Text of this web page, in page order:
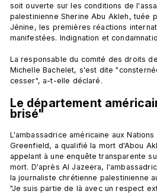
soit ouverte sur les conditions de
palestinienne Sherine Abu Akleh, tuée
Jénine, les premières réactions
manifestées. Indignation et
La responsable du comité des droits
Michelle Bachelet, s'est dite
Le département
brisé"
L'ambassadrice américaine aux
Greenfield, a qualifié la mort d'Abou
appelant à une enquête transparente
mort. D'après Al Jazeera,
la journaliste chrétienne palestinienne
"Je suis partie de là avec un respect